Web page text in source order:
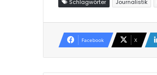
Schlagwörter
Journalistik
Facebook X